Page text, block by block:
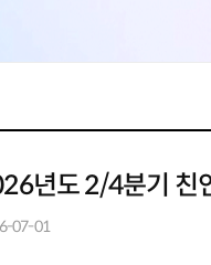
년도 2/4분기 친
07-01